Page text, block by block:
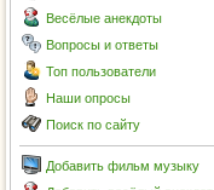
Весёлые анекдоты
Вопросы и ответы
Топ пользователи
Наши опросы
Поиск по сайту
Добавить фильм музыку